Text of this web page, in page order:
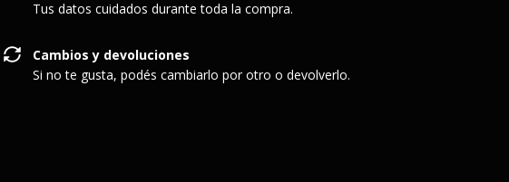
Tus datos cuidados durante toda la compra.
Cambios y devoluciones
Si no te gusta, podés cambiarlo por otro o devolverlo.